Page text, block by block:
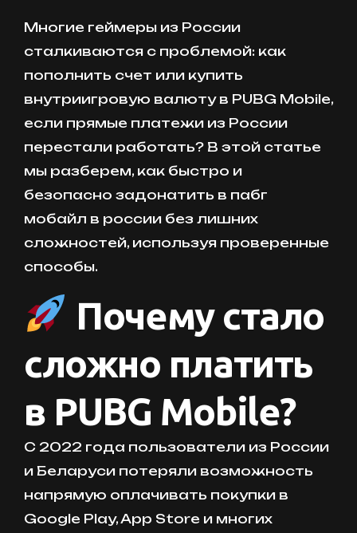
Многие геймеры из России
сталкиваются с проблемой: как
пополнить счет или купить
внутриигровую валюту в PUBG Mobile,
если прямые платежи из России
перестали работать? В этой статье
мы разберем, как быстро и
безопасно задонатить в пабг
мобайл в россии без лишних
сложностей, используя проверенные
способы.
Почему стало
сложно платить
в PUBG Mobile?
С 2022 года пользователи из России
и Беларуси потеряли возможность
напрямую оплачивать покупки в
Google Play, App Store и многих